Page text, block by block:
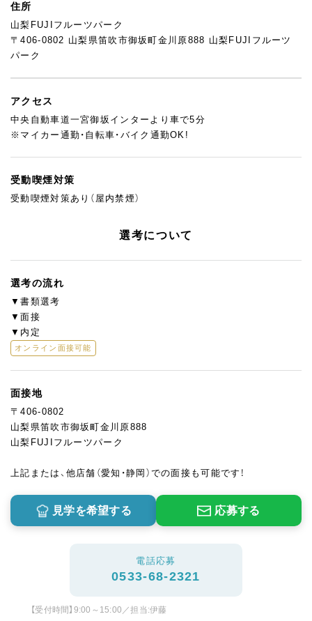
住所
山梨FUJIフルーツパーク
〒406-0802 山梨県笛吹市御坂町金川原888 山梨FUJIフルーツ
パーク
アクセス
中央自動車道一宮御坂インターより車で5分
※マイカー通勤・自転車・バイク通勤OK!
受動喫煙対策
受動喫煙対策あり（屋内禁煙）
選考について
選考の流れ
▼書類選考
▼面接
▼内定
オンライン面接可能
面接地
〒406-0802
山梨県笛吹市御坂町金川原888
山梨FUJIフルーツパーク
上記または、他店舗（愛知・静岡）での面接も可能です！
見学を希望する 応募する
電話応募
0533-68-2321
【受付時間】9:00～15:00／担当:伊藤